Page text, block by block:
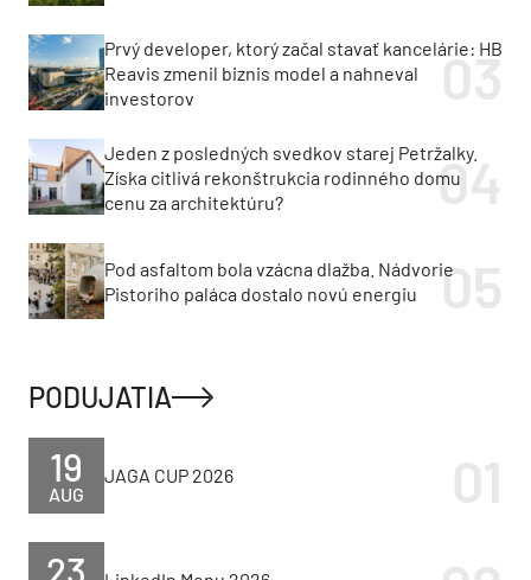
Prvý developer, ktorý začal stavať kancelárie: HB
Reavis zmenil biznis model a nahneval
investorov
Jeden z posledných svedkov starej Petržalky.
Získa citlivá rekonštrukcia rodinného domu
cenu za architektúru?
Pod asfaltom bola vzácna dlažba. Nádvorie
Pistoriho paláca dostalo novú energiu
PODUJATIA
AUG
19 JAGA CUP 2026
23